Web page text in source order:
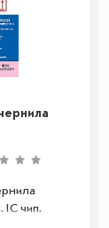
IC чип.